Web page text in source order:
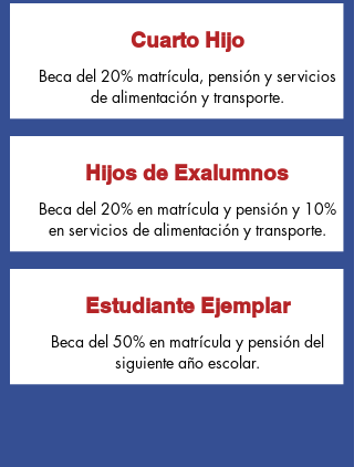
Cuarto Hijo
Beca del 20% matrícula, pensión y servicios
de alimentación y transporte.
Hijos de Exalumnos
Beca del 20% en matrícula y pensión y 10%
en servicios de alimentación y transporte.
Estudiante Ejemplar
Beca del 50% en matrícula y pensión del
siguiente año escolar.